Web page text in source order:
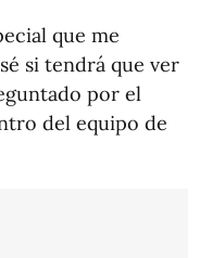
que me
si tendrá que ver
por el
del equipo de